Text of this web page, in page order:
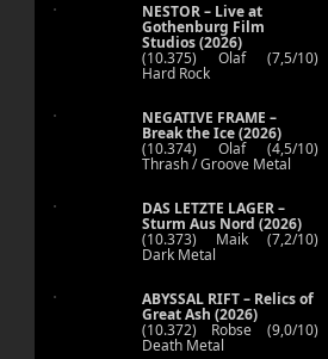
NESTOR – Live at
Gothenburg Film
Studios (2026)
(10.375) Olaf (7,5/10)
Hard Rock
NEGATIVE FRAME –
Break the Ice (2026)
(10.374) Olaf (4,5/10)
Thrash / Groove Metal
DAS LETZTE LAGER –
Sturm Aus Nord (2026)
(10.373) Maik (7,2/10)
Dark Metal
ABYSSAL RIFT – Relics of
Great Ash (2026)
(10.372) Robse (9,0/10)
Death Metal